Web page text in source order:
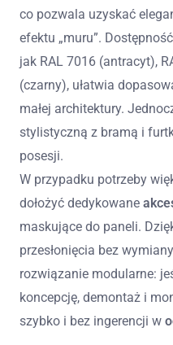
co pozwala uzyskać
efektu „muru”.
jak RAL 7016 (antracyt),
(czarny), ułatwia
małej architektury.
stylistyczną z bramą i
posesji.
W przypadku potrzeby
dołożyć dedykowane
maskujące do paneli.
przesłonięcia bez
rozwiązanie modularne:
koncepcję, demontaż i
szybko i bez ingerencji w